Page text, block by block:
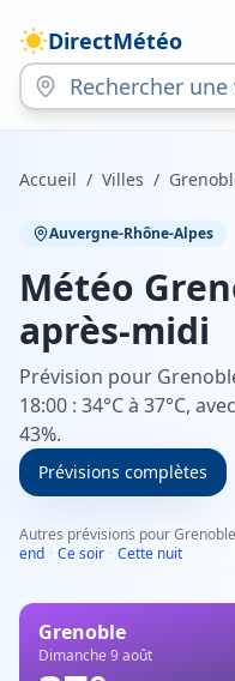
DirectMétéo
Accueil / Villes /
Auvergne-Rhône-Alpes
Météo
après-midi
Prévision pour
18:00 : 34°C à 37°C,
43%.
Prévisions complètes
Autres prévisions pour Grenoble
end · Ce soir · Cette nuit
Grenoble
Dimanche 9 août